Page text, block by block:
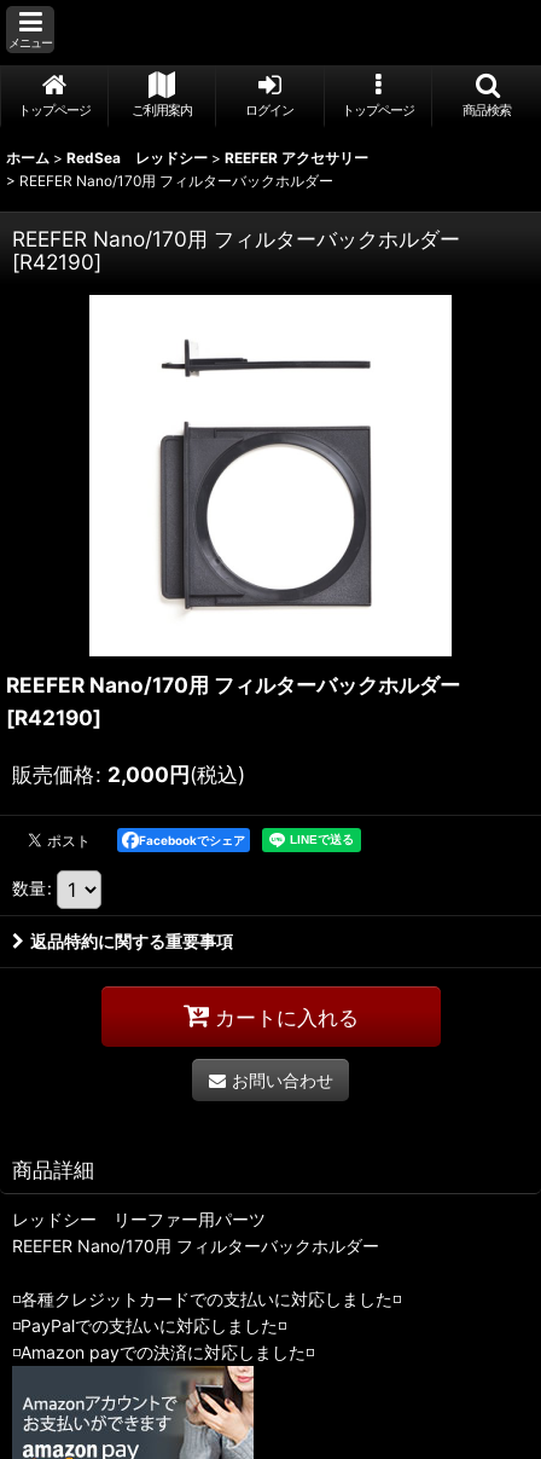
メニュー
トップページ ご利用案内 ログイン トップページ 商品検索
ホーム > RedSea レッドシー > REEFER アクセサリー
> REEFER Nano/170用 フィルターバックホルダー
REEFER Nano/170用 フィルターバックホルダー
[R42190]
REEFER Nano/170用 フィルターバックホルダー
[R42190]
販売価格: 2,000円(税込)
Facebookでシェア
数量:
返品特約に関する重要事項
カートに入れる
お問い合わせ
商品詳細
レッドシー リーファー用パーツ
REEFER Nano/170用 フィルターバックホルダー
◽️各種クレジットカードでの支払いに対応しました◽️
◽️PayPalでの支払いに対応しました◽️
◽️Amazon payでの決済に対応しました◽️